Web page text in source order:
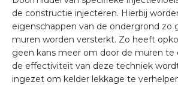
de constructie injecteren. Hierbij
eigenschappen van de ondergrond zo
muren worden versterkt. Zo heeft
geen kans meer om door de muren te
de effectiviteit van deze techniek
ingezet om kelder lekkage te